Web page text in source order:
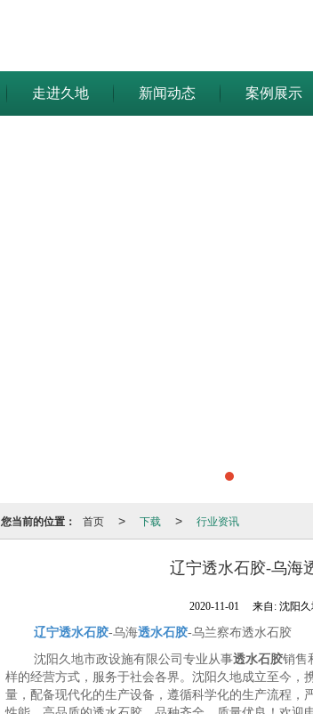
走进久地 新闻动态 案例展示
您当前的位置： 首页 > 下载 > 行业资讯
辽宁透水石胶-乌海
2020-11-01 来自:沈阳
辽宁透水石胶-乌海透水石胶-乌兰察布透水石胶
沈阳久地市政设施有限公司专业从事透水石胶销售
样的经营方式，服务于社会各界。沈阳久地成立至今，
量，配备现代化的生产设备，遵循科学化的生产流程，